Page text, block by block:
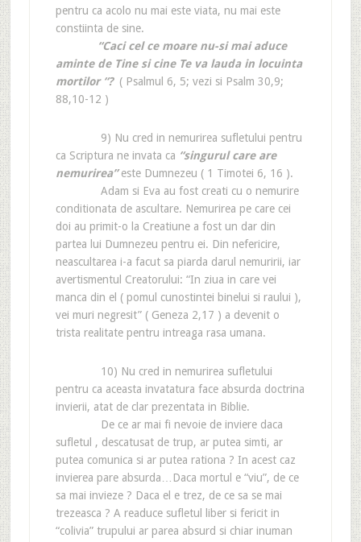
pentru ca acolo nu mai este viata, nu mai este
constiinta de sine.
“Caci cel ce moare nu-si mai aduce
aminte de Tine si cine Te va lauda in locuinta
mortilor “? ( Psalmul 6, 5; vezi si Psalm 30,9;
88,10-12 )
9) Nu cred in nemurirea sufletului pentru
ca Scriptura ne invata ca “singurul care are
nemurirea”este Dumnezeu ( 1 Timotei 6, 16 ).
Adam si Eva au fost creati cu o nemurire
conditionata de ascultare. Nemurirea pe care cei
doi au primit-o la Creatiune a fost un dar din
partea lui Dumnezeu pentru ei. Din nefericire,
neascultarea i-a facut sa piarda darul nemuririi, iar
avertismentul Creatorului: “In ziua in care vei
manca din el ( pomul cunostintei binelui si raului ),
vei muri negresit” ( Geneza 2,17 ) a devenit o
trista realitate pentru intreaga rasa umana.
10) Nu cred in nemurirea sufletului
pentru ca aceasta invatatura face absurda doctrina
invierii, atat de clar prezentata in Biblie.
De ce ar mai fi nevoie de inviere daca
sufletul , descatusat de trup, ar putea simti, ar
putea comunica si ar putea rationa ? In acest caz
invierea pare absurda…Daca mortul e “viu”, de ce
sa mai invieze ? Daca el e trez, de ce sa se mai
trezeasca ? A readuce sufletul liber si fericit in
“colivia” trupului ar parea absurd si chiar inuman